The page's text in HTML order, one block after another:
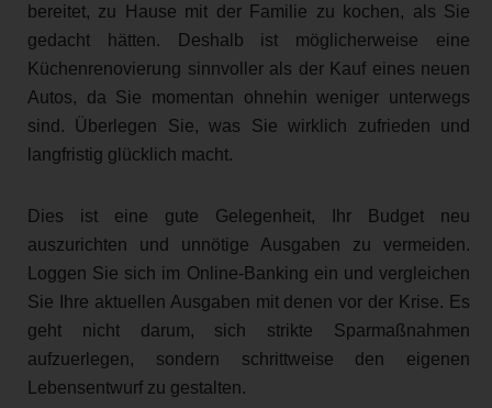
bereitet, zu Hause mit der Familie zu kochen, als Sie
gedacht hätten. Deshalb ist möglicherweise eine
Küchenrenovierung sinnvoller als der Kauf eines neuen
Autos, da Sie momentan ohnehin weniger unterwegs
sind. Überlegen Sie, was Sie wirklich zufrieden und
langfristig glücklich macht.
Dies ist eine gute Gelegenheit, Ihr Budget neu
auszurichten und unnötige Ausgaben zu vermeiden.
Loggen Sie sich im Online-Banking ein und vergleichen
Sie Ihre aktuellen Ausgaben mit denen vor der Krise. Es
geht nicht darum, sich strikte Sparmaßnahmen
aufzuerlegen, sondern schrittweise den eigenen
Lebensentwurf zu gestalten.